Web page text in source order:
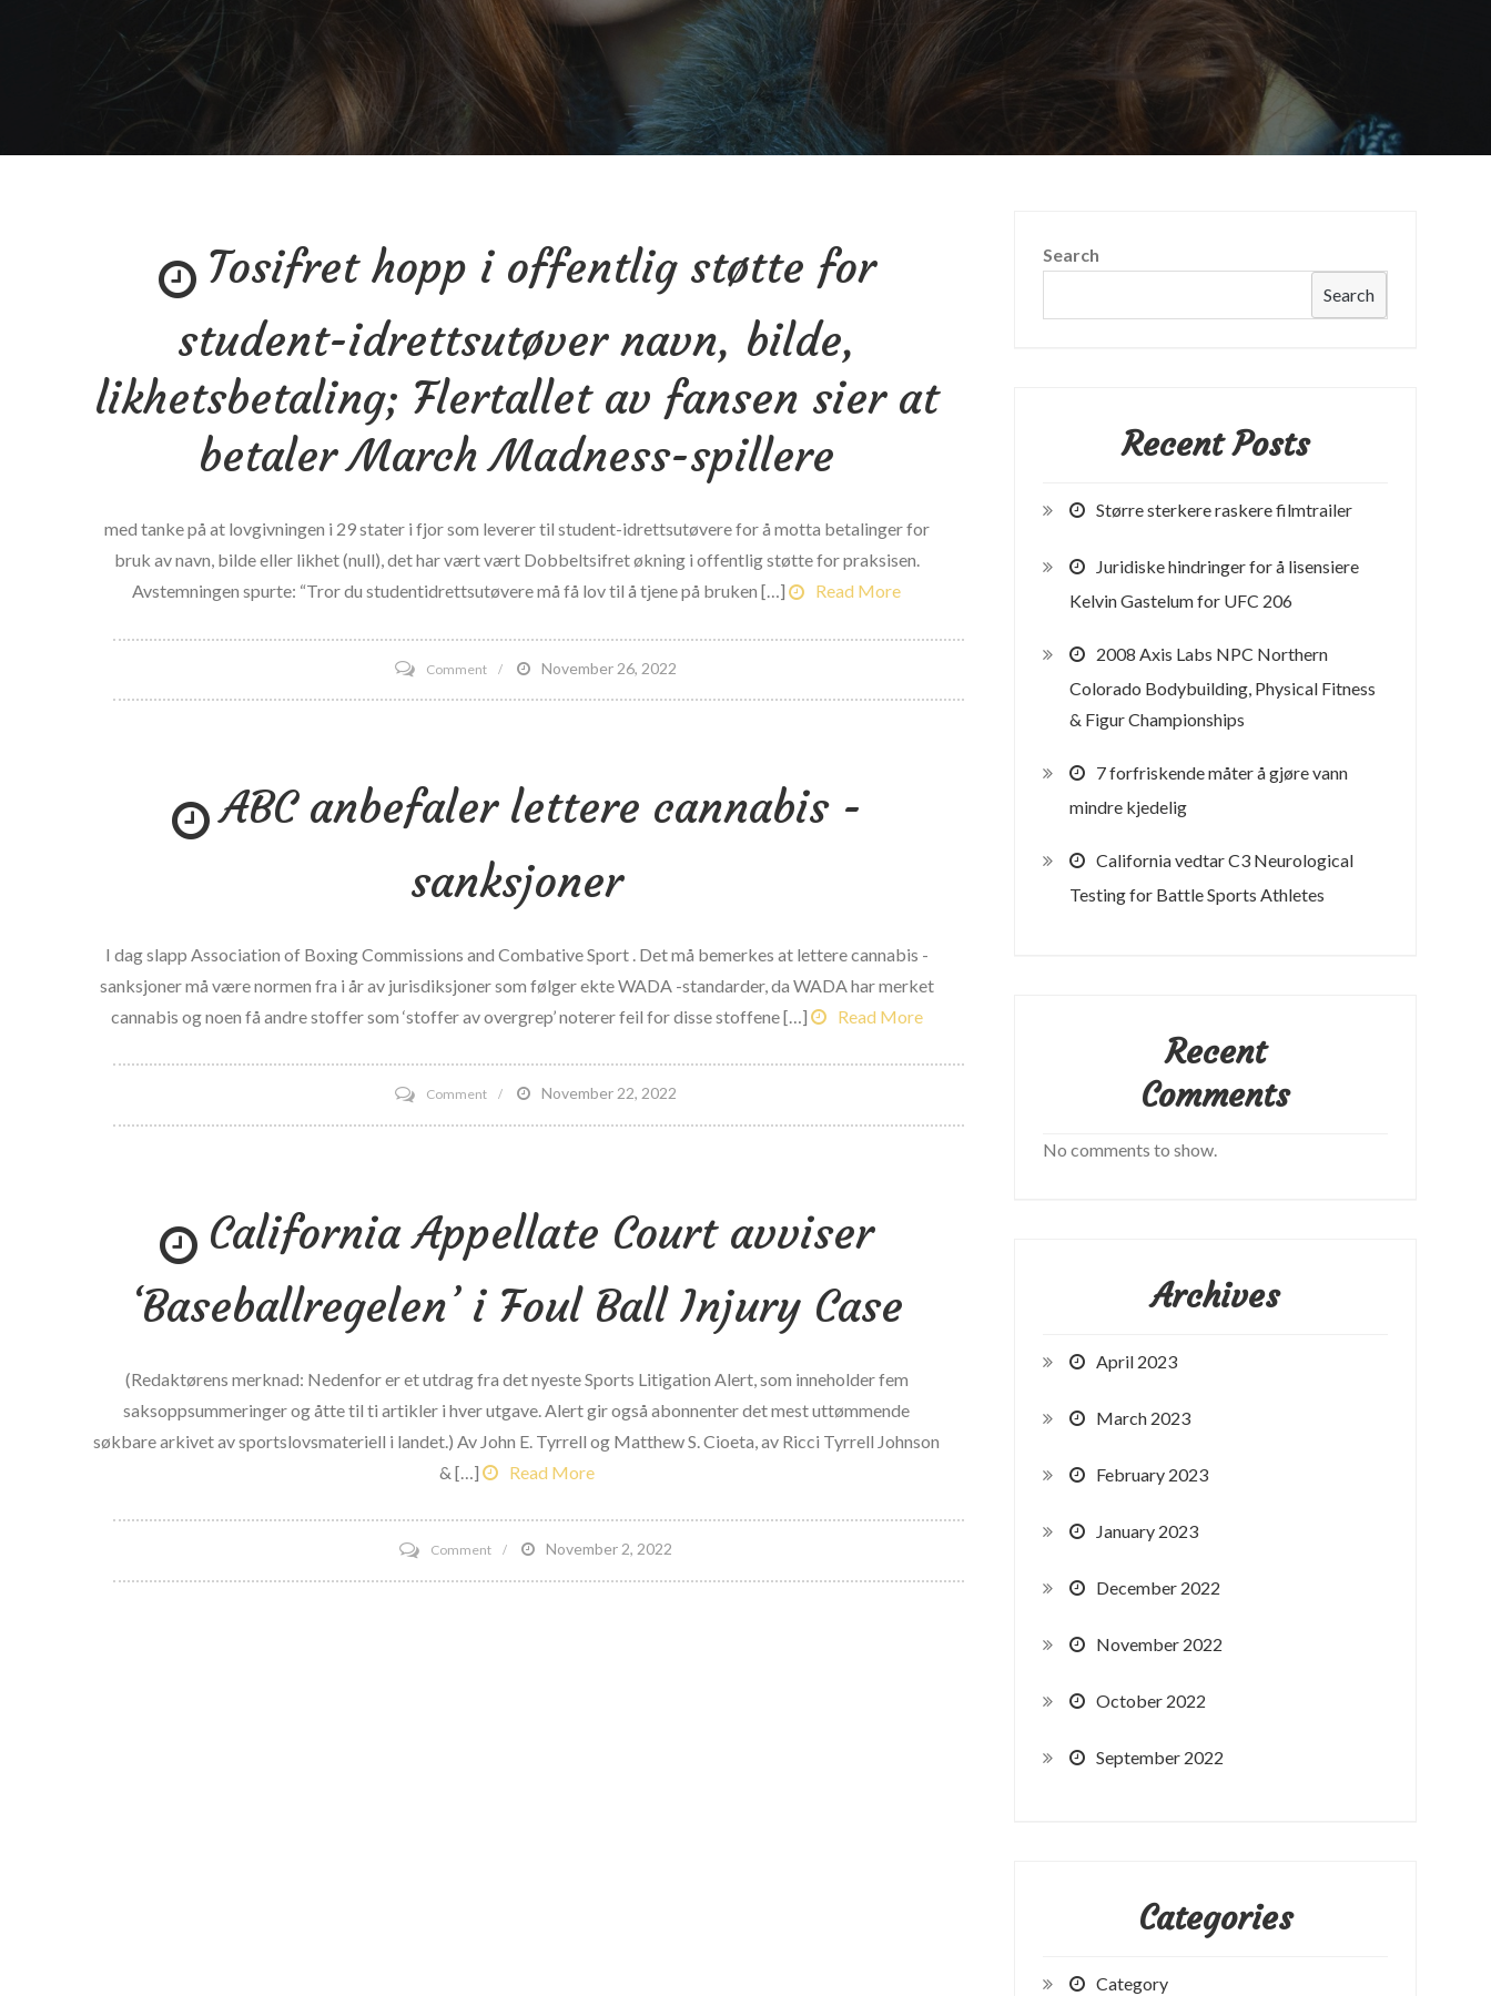
Tosifret hopp i offentlig støtte for
student-idrettsutøver navn, bilde,
likhetsbetaling; Flertallet av fansen sier at
betaler March Madness-spillere
med tanke på at lovgivningen i 29 stater i fjor som leverer til student-idrettsutøvere for å motta betalinger for
bruk av navn, bilde eller likhet (null), det har vært vært Dobbeltsifret økning i offentlig støtte for praksisen.
Avstemningen spurte: “Tror du studentidrettsutøvere må få lov til å tjene på bruken […]
Read More
Commenton
Tosifret
offentlig
støtte
student-
idrettsutøver
likhetsbetaling;
av
fansen
sier
March
spillere
November 26, 2022
ABC anbefaler lettere cannabis -
sanksjoner
I dag slapp Association of Boxing Commissions and Combative Sport . Det må bemerkes at lettere cannabis -
sanksjoner må være normen fra i år av jurisdiksjoner som følger ekte WADA -standarder, da WADA har merket
cannabis og noen få andre stoffer som ‘stoffer av overgrep’ noterer feil for disse stoffene […]
Read More
Commenton
ABC
cannabis
-
November 22, 2022
California Appellate Court avviser
‘Baseballregelen’ i Foul Ball Injury Case
(Redaktørens merknad: Nedenfor er et utdrag fra det nyeste Sports Litigation Alert, som inneholder fem
saksoppsummeringer og åtte til ti artikler i hver utgave. Alert gir også abonnenter det mest uttømmende
søkbare arkivet av sportslovsmateriell i landet.) Av John E. Tyrrell og Matthew S. Cioeta, av Ricci Tyrrell Johnson
& […]
Read More
Commenton
California
November 2, 2022
Search
Search
Recent Posts
Større sterkere raskere filmtrailer
Juridiske hindringer for å lisensiere
Kelvin Gastelum for UFC 206
2008 Axis Labs NPC Northern
Colorado Bodybuilding, Physical Fitness
& Figur Championships
7 forfriskende måter å gjøre vann
mindre kjedelig
California vedtar C3 Neurological
Testing for Battle Sports Athletes
Recent
Comments
No comments to show.
Archives
April 2023
March 2023
February 2023
January 2023
December 2022
November 2022
October 2022
September 2022
Categories
Category